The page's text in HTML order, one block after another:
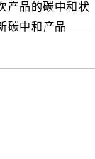
产品的碳中和状
碳中和产品——